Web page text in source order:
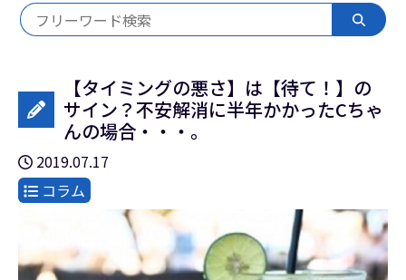
【タイミングの悪さ】は【待て！】の
サイン？不安解消に半年かかったCちゃ
んの場合・・・。
2019.07.17
コラム